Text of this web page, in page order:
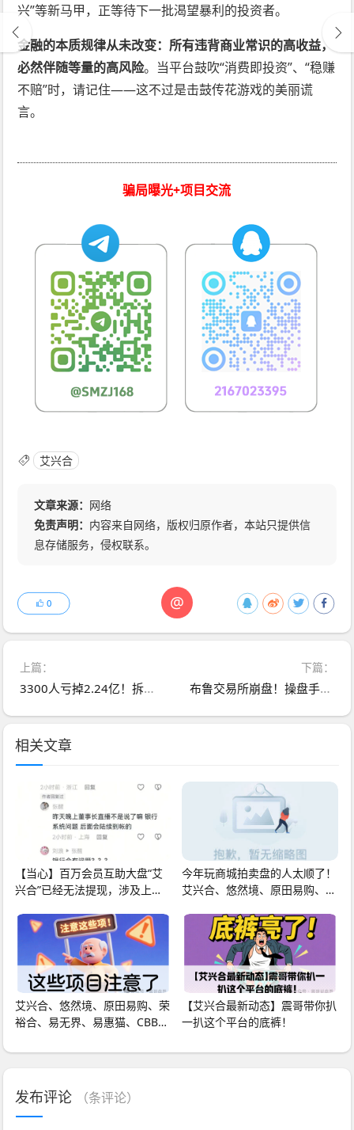
兴”等新马甲，正等待下一批渴望暴利的投资者。
金融的本质规律从未改变：所有违背商业常识的高收益，
必然伴随等量的高风险。当平台鼓吹“消费即投资”、“稳赚
不赔”时，请记住——这不过是击鼓传花游戏的美丽谎
言。
骗局曝光+项目交流
艾兴合
文章来源： 网络
免责声明： 内容来自网络，版权归原作者，本站只提供信
息存储服务，侵权联系。
@
0
上篇：
3300人亏掉2.24亿！拆解新型期货骗局的3个致命圈套
下篇：
布鲁交易所崩盘！操盘手跑路公告竟附赠“韭菜收割指南”
相关文章
【当心】百万会员互助大盘“艾
兴合”已经无法提现，涉及上百
今年玩商城拍卖盘的人太顺了！
艾兴合、悠然境、原田易购、荣
艾兴合、悠然境、原田易购、荣
裕合、易无界、易惠猫、CBB易
【艾兴合最新动态】震哥带你扒
一扒这个平台的底裤！
发布评论 （条评论）